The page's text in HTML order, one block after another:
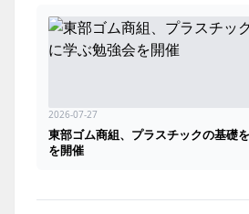
2026-07-27
東部ゴム商組、プラスチックの基礎
を開催